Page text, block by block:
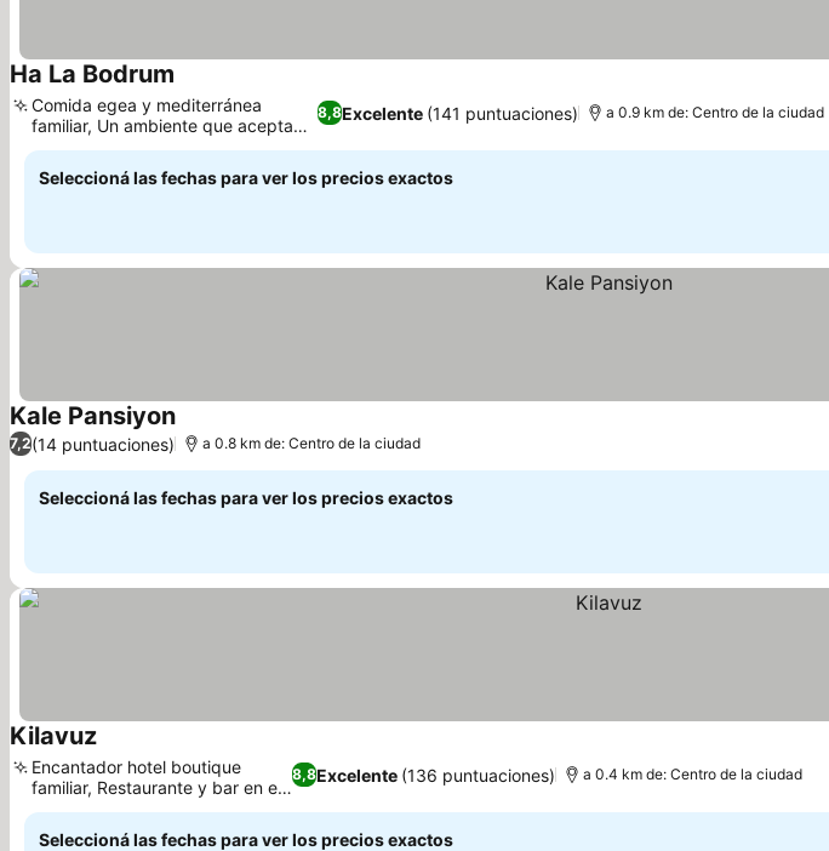
Ha La Bodrum
8,8Excelente (141 puntuaciones)
Comida egea y mediterránea
familiar, Un ambiente que acepta
mascotas
a 0.9 km de: Centro de la ciudad
Seleccioná las fechas para ver los precios exactos
Kale PansiyonVer precios
7,2(14 puntuaciones) a 0.8 km de: Centro de la ciudad
Seleccioná las fechas para ver los precios exactos
KilavuzVer precios
8,8Excelente (136 puntuaciones)
Encantador hotel boutique
familiar, Restaurante y bar en el
hotel
a 0.4 km de: Centro de la ciudad
Seleccioná las fechas para ver los precios exactos